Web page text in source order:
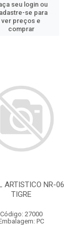
seu login ou
se para
ver preços e
comprar
ARTISTICO NR-06
TIGRE
Código: 27000
PC